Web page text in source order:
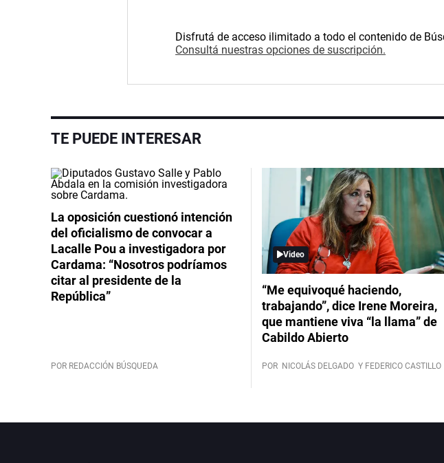
Disfrutá de acceso ilimitado a todo el contenido de
Consultá nuestras opciones de suscripción.
TE PUEDE INTERESAR
La oposición cuestionó intención
del oficialismo de convocar a
Lacalle Pou a investigadora por
Cardama: “Nosotros podríamos
citar al presidente de la
República”
POR REDACCIÓN BÚSQUEDA
Video
“Me equivoqué haciendo,
trabajando”, dice Irene Moreira,
que mantiene viva “la llama” de
Cabildo Abierto
POR NICOLÁS DELGADO Y FEDERICO CASTILLO